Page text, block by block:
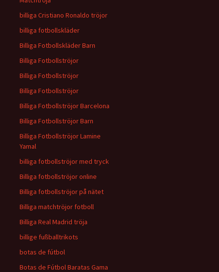
billiga Cristiano Ronaldo tröjor
billiga fotbollskläder
Billiga Fotbollskläder Barn
Billiga Fotbollströjor
Billiga Fotbollströjor
Billiga Fotbollströjor
Billiga Fotbollströjor Barcelona
Billiga Fotbollströjor Barn
Billiga Fotbollströjor Lamine
Yamal
billiga fotbollströjor med tryck
Billiga fotbollströjor online
Billiga fotbollströjor på nätet
Billiga matchtröjor fotboll
Billiga Real Madrid tröja
billige fußballtrikots
botas de fútbol
Botas de Fútbol Baratas Gama